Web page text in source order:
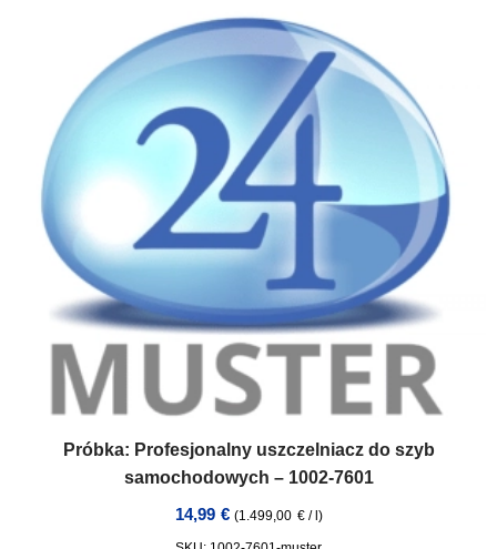
Próbka: Profesjonalny uszczelniacz do szyb
samochodowych – 1002-7601
14,99 € (1.499,00 €/ )